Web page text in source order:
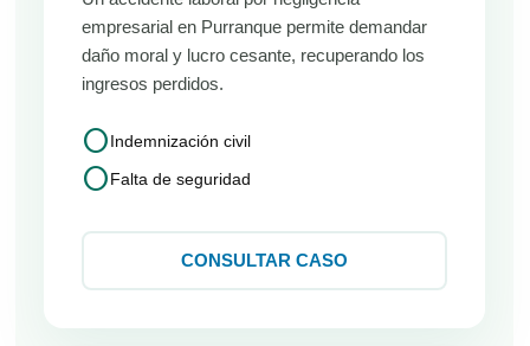
empresarial en Purranque permite demandar
daño moral y lucro cesante, recuperando los
ingresos perdidos.
circleIndemnización civil
circleFalta de seguridad
CONSULTAR CASO